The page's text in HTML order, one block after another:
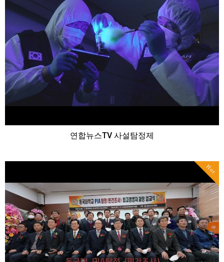
연합뉴스TV 사설탐정제
Hot